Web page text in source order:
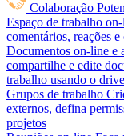
Colaboração
Espaço de trabalho
comentários, reações
Documentos on-line e
compartilhe e edite
trabalho usando o
Grupos de trabalho
externos, defina
projetos